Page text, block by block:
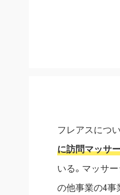
フレアスにつ
に訪問マッサ
いる。マッサ
の他事業の4事